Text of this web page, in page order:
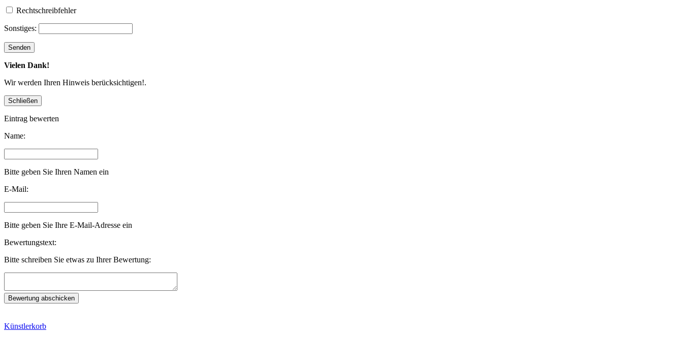
Rechtschreibfehler
Sonstiges:
Vielen Dank!
Wir werden Ihren Hinweis berücksichtigen!.
Eintrag bewerten
Name:
Bitte geben Sie Ihren Namen ein
E-Mail:
Bitte geben Sie Ihre E-Mail-Adresse ein
Bewertungstext:
Bitte schreiben Sie etwas zu Ihrer Bewertung:
Künstlerkorb